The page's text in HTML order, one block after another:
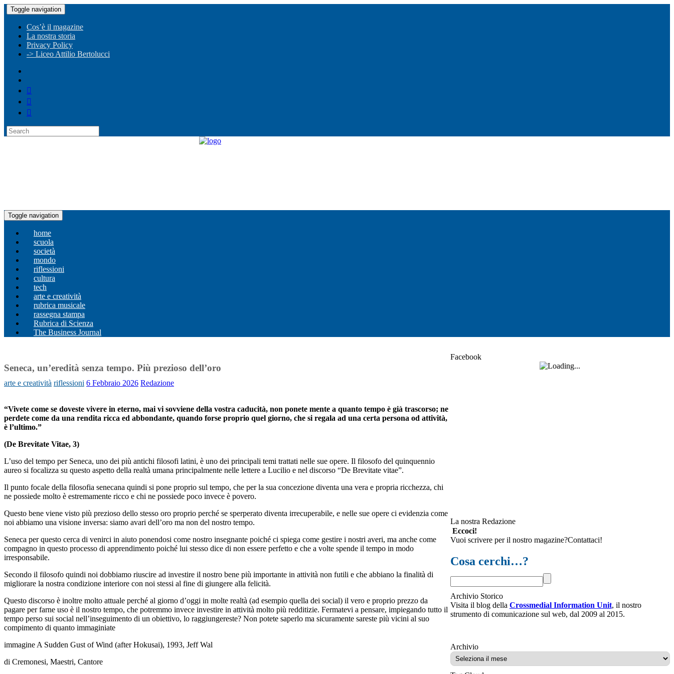
Toggle navigation
Cos’è il magazine
La nostra storia
Privacy Policy
-> Liceo Attilio Bertolucci
Toggle navigation
home
scuola
società
mondo
riflessioni
cultura
tech
arte e creatività
rubrica musicale
rassegna stampa
Rubrica di Scienza
The Business Journal
Seneca, un’eredità senza tempo. Più prezioso dell’oro
arte e creatività riflessioni 6 Febbraio 2026 Redazione
“Vivete come se doveste vivere in eterno, mai vi sovviene della vostra caducità, non ponete mente a quanto tempo è già trascorso; ne
perdete come da una rendita ricca ed abbondante, quando forse proprio quel giorno, che si regala ad una certa persona od attività,
è l’ultimo.”
(De Brevitate Vitae, 3)
L’uso del tempo per Seneca, uno dei più antichi filosofi latini, è uno dei principali temi trattati nelle sue opere. Il filosofo del quinquennio
aureo si focalizza su questo aspetto della realtà umana principalmente nelle lettere a Lucilio e nel discorso “De Brevitate vitae”.
Il punto focale della filosofia senecana quindi si pone proprio sul tempo, che per la sua concezione diventa una vera e propria ricchezza, chi
ne possiede molto è estremamente ricco e chi ne possiede poco invece è povero.
Questo bene viene visto più prezioso dello stesso oro proprio perché se sperperato diventa irrecuperabile, e nelle sue opere ci evidenzia come
noi abbiamo una visione inversa: siamo avari dell’oro ma non del nostro tempo.
Seneca per questo cerca di venirci in aiuto ponendosi come nostro insegnante poiché ci spiega come gestire i nostri averi, ma anche come
compagno in questo processo di apprendimento poiché lui stesso dice di non essere perfetto e che a volte spende il tempo in modo
irresponsabile.
Secondo il filosofo quindi noi dobbiamo riuscire ad investire il nostro bene più importante in attività non futili e che abbiano la finalità di
migliorare la nostra condizione interiore con noi stessi al fine di giungere alla felicità.
Questo discorso è inoltre molto attuale perché al giorno d’oggi in molte realtà (ad esempio quella dei social) il vero e proprio prezzo da
pagare per farne uso è il nostro tempo, che potremmo invece investire in attività molto più redditizie. Fermatevi a pensare, impiegando tutto il
tempo perso sui social nell’inseguimento di un obiettivo, lo raggiungereste? Non potete saperlo ma sicuramente sareste più vicini al suo
compimento di quanto immaginiate
immagine A Sudden Gust of Wind (after Hokusai), 1993, Jeff Wal
di Cremonesi, Maestri, Cantore
Facebook
La nostra Redazione
Eccoci!
Vuoi scrivere per il nostro magazine?Contattaci!
Cosa cerchi…?
Archivio Storico
Visita il blog della Crossmedial Information Unit, il nostro
strumento di comunicazione sul web, dal 2009 al 2015.
ArchivioArchivio